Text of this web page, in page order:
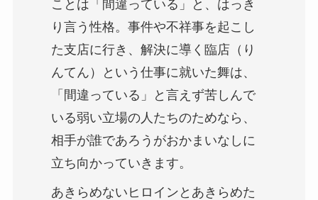
ことは「間違っている」と、はっき
り言う性格。事件や不祥事を起こし
た支店に行き、解決に導く臨店（り
んてん）という仕事に就いた舞は、
「間違っている」と言えず苦しんで
いる弱い立場の人たちのためなら、
相手が誰であろうがおかまいなしに
立ち向かっていきます。
あきらめないヒロインとあきらめた